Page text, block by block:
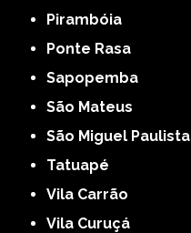
Pirambóia
Ponte Rasa
Sapopemba
São Mateus
São Miguel Paulista
Tatuapé
Vila Carrão
Vila Curuçá